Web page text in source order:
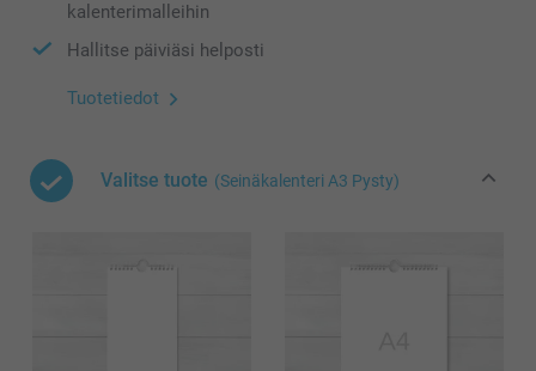
kalenterimalleihin
Hallitse päiviäsi helposti
Tuotetiedot
Valitse tuote (Seinäkalenteri A3 Pysty)